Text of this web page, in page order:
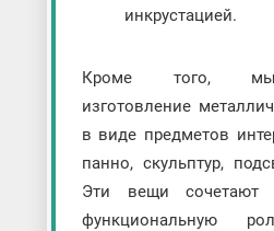
инкрустацией.
Кроме того, мы
изготовление
в виде предметов
панно, скульптур,
Эти вещи сочетают
функциональную